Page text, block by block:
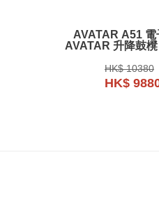
AVATAR A51 電
AVATAR 升降鼓
HK$ 10380
HK$